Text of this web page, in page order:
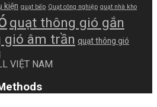
kiện quạt bếp Quạt công nghiệp quạt nhà kho
quạt thông gió gắn
gió âm trần quạt thông gió
VIỆT NAM